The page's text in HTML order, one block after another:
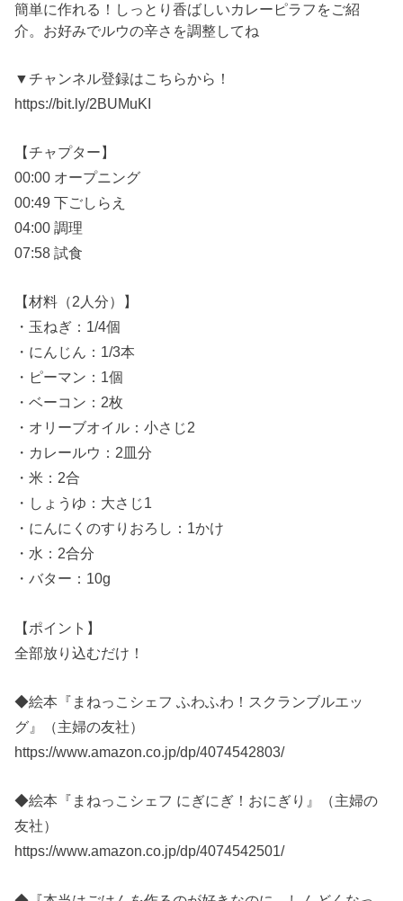
簡単に作れる！しっとり香ばしいカレーピラフをご紹
介。お好みでルウの辛さを調整してね
▼チャンネル登録はこちらから！
https://bit.ly/2BUMuKI
【チャプター】
00:00 オープニング
00:49 下ごしらえ
04:00 調理
07:58 試食
【材料（2人分）】
・玉ねぎ：1/4個
・にんじん：1/3本
・ピーマン：1個
・ベーコン：2枚
・オリーブオイル：小さじ2
・カレールウ：2皿分
・米：2合
・しょうゆ：大さじ1
・にんにくのすりおろし：1かけ
・水：2合分
・バター：10g
【ポイント】
全部放り込むだけ！
◆絵本『まねっこシェフ ふわふわ！スクランブルエッ
グ』（主婦の友社）
https://www.amazon.co.jp/dp/4074542803/
◆絵本『まねっこシェフ にぎにぎ！おにぎり』（主婦の
友社）
https://www.amazon.co.jp/dp/4074542501/